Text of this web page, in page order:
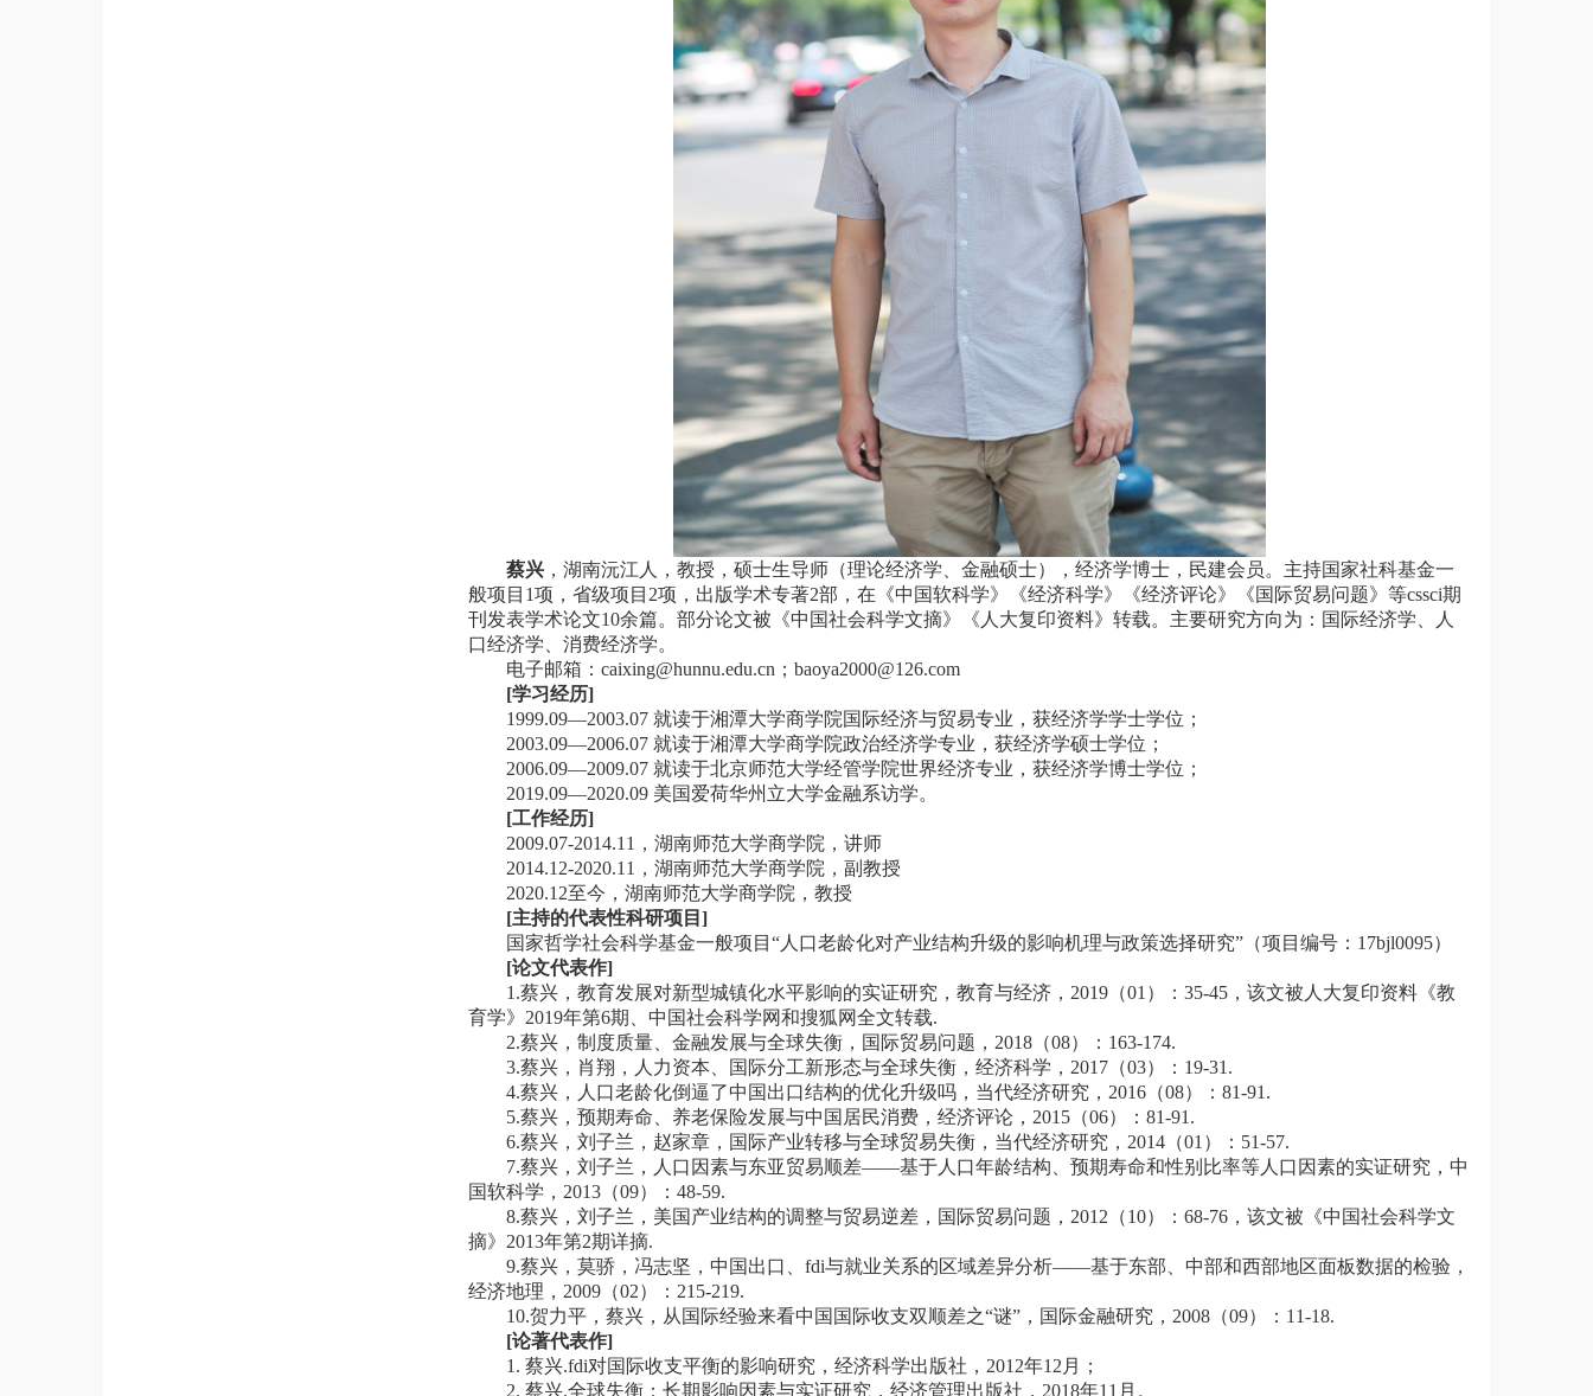
蔡兴，湖南沅江人，教授，硕士生导师（理论经济学、金融硕士），经济学博士，民建会员。主持国家社科基金一
般项目1项，省级项目2项，出版学术专著2部，在《中国软科学》《经济科学》《经济评论》《国际贸易问题》等cssci期
刊发表学术论文10余篇。部分论文被《中国社会科学文摘》《人大复印资料》转载。主要研究方向为：国际经济学、人
口经济学、消费经济学。
电子邮箱： caixing@hunnu.edu.cn ； baoya2000@126.com
[学习经历]
1999.09—2003.07 就读于湘潭大学商学院国际经济与贸易专业，获经济学学士学位；
2003.09—2006.07 就读于湘潭大学商学院政治经济学专业，获经济学硕士学位；
2006.09—2009.07 就读于北京师范大学经管学院世界经济专业，获经济学博士学位；
2019.09—2020.09 美国爱荷华州立大学金融系访学。
[工作经历]
2009.07-2014.11，湖南师范大学商学院，讲师
2014.12-2020.11，湖南师范大学商学院，副教授
2020.12至今，湖南师范大学商学院，教授
[主持的代表性科研项目]
国家哲学社会科学基金一般项目“人口老龄化对产业结构升级的影响机理与政策选择研究”（项目编号：17bjl0095）
[论文代表作]
1.蔡兴，教育发展对新型城镇化水平影响的实证研究，教育与经济，2019（01）：35-45，该文被人大复印资料《教
育学》2019年第6期、中国社会科学网和搜狐网全文转载.
2.蔡兴，制度质量、金融发展与全球失衡，国际贸易问题，2018（08）：163-174.
3.蔡兴，肖翔，人力资本、国际分工新形态与全球失衡，经济科学，2017（03）：19-31.
4.蔡兴，人口老龄化倒逼了中国出口结构的优化升级吗，当代经济研究，2016（08）：81-91.
5.蔡兴，预期寿命、养老保险发展与中国居民消费，经济评论，2015（06）：81-91.
6.蔡兴，刘子兰，赵家章，国际产业转移与全球贸易失衡，当代经济研究，2014（01）：51-57.
7.蔡兴，刘子兰，人口因素与东亚贸易顺差——基于人口年龄结构、预期寿命和性别比率等人口因素的实证研究，中
国软科学，2013（09）：48-59.
8.蔡兴，刘子兰，美国产业结构的调整与贸易逆差，国际贸易问题，2012（10）：68-76，该文被《中国社会科学文
摘》2013年第2期详摘.
9.蔡兴，莫骄，冯志坚，中国出口、fdi与就业关系的区域差异分析——基于东部、中部和西部地区面板数据的检验，
经济地理，2009（02）：215-219.
10.贺力平，蔡兴，从国际经验来看中国国际收支双顺差之“谜”，国际金融研究，2008（09）：11-18.
[论著代表作]
1. 蔡兴.fdi对国际收支平衡的影响研究，经济科学出版社，2012年12月；
2. 蔡兴.全球失衡：长期影响因素与实证研究，经济管理出版社，2018年11月。